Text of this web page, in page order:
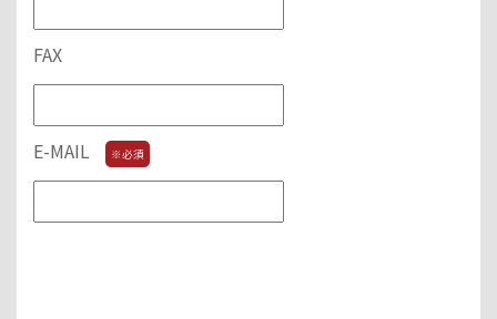
FAX
E-MAIL ※必須